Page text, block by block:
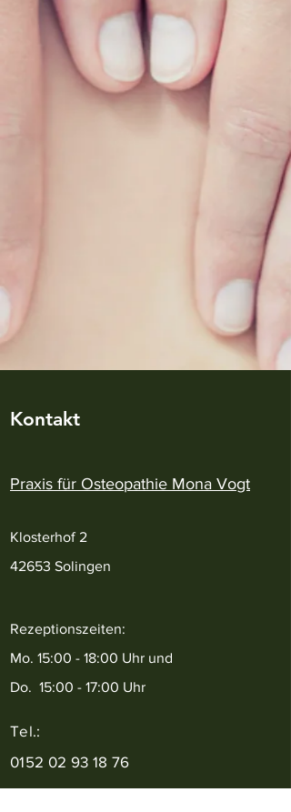
Kontakt
Praxis für Osteopathie Mona Vogt
Klosterhof 2
42653 Solingen
Rezeptionszeiten:
Mo. 15:00 - 18:00 Uhr und
Do. 15:00 - 17:00 Uhr
Tel.:
0152 02 93 18 76